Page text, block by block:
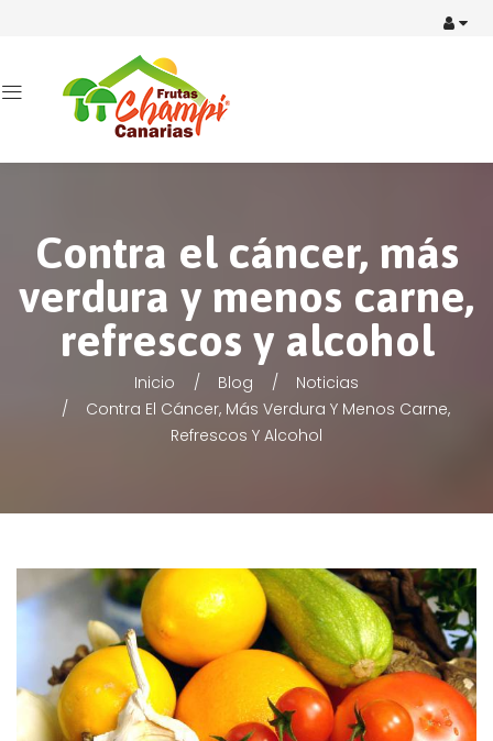
Contra el cáncer, más
verdura y menos carne,
refrescos y alcohol
Inicio Blog
Noticias
Contra El Cáncer, Más Verdura Y Menos Carne,
Refrescos Y Alcohol